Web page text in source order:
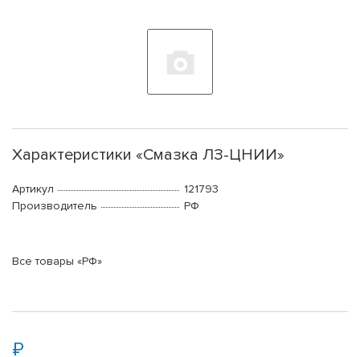
Характеристики «Смазка ЛЗ-ЦНИИ»
Артикул
121793
Производитель
РФ
Все товары «РФ»